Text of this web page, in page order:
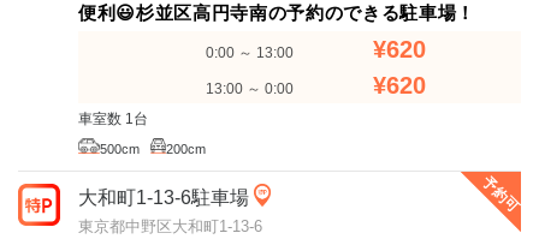
便利😃杉並区高円寺南の予約のできる駐車場！
0:00 ～ 13:00 ¥620
13:00 ～ 0:00 ¥620
車室数 1台
500cm 200cm
予約可
大和町1-13-6駐車場
東京都中野区大和町1-13-6